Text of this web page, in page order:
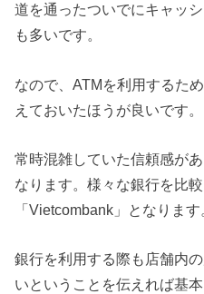
道を通ったついでにキャッ
も多いです。
なので、ATMを利用するた
えておいたほうが良いです。
常時混雑していた信頼感が
なります。様々な銀行を比
「Vietcombank」となります
銀行を利用する際も店舗内
いということを伝えれば基